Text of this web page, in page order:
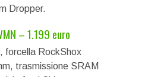
Dropper.
– 1.199 euro
forcella RockShox
trasmissione SRAM